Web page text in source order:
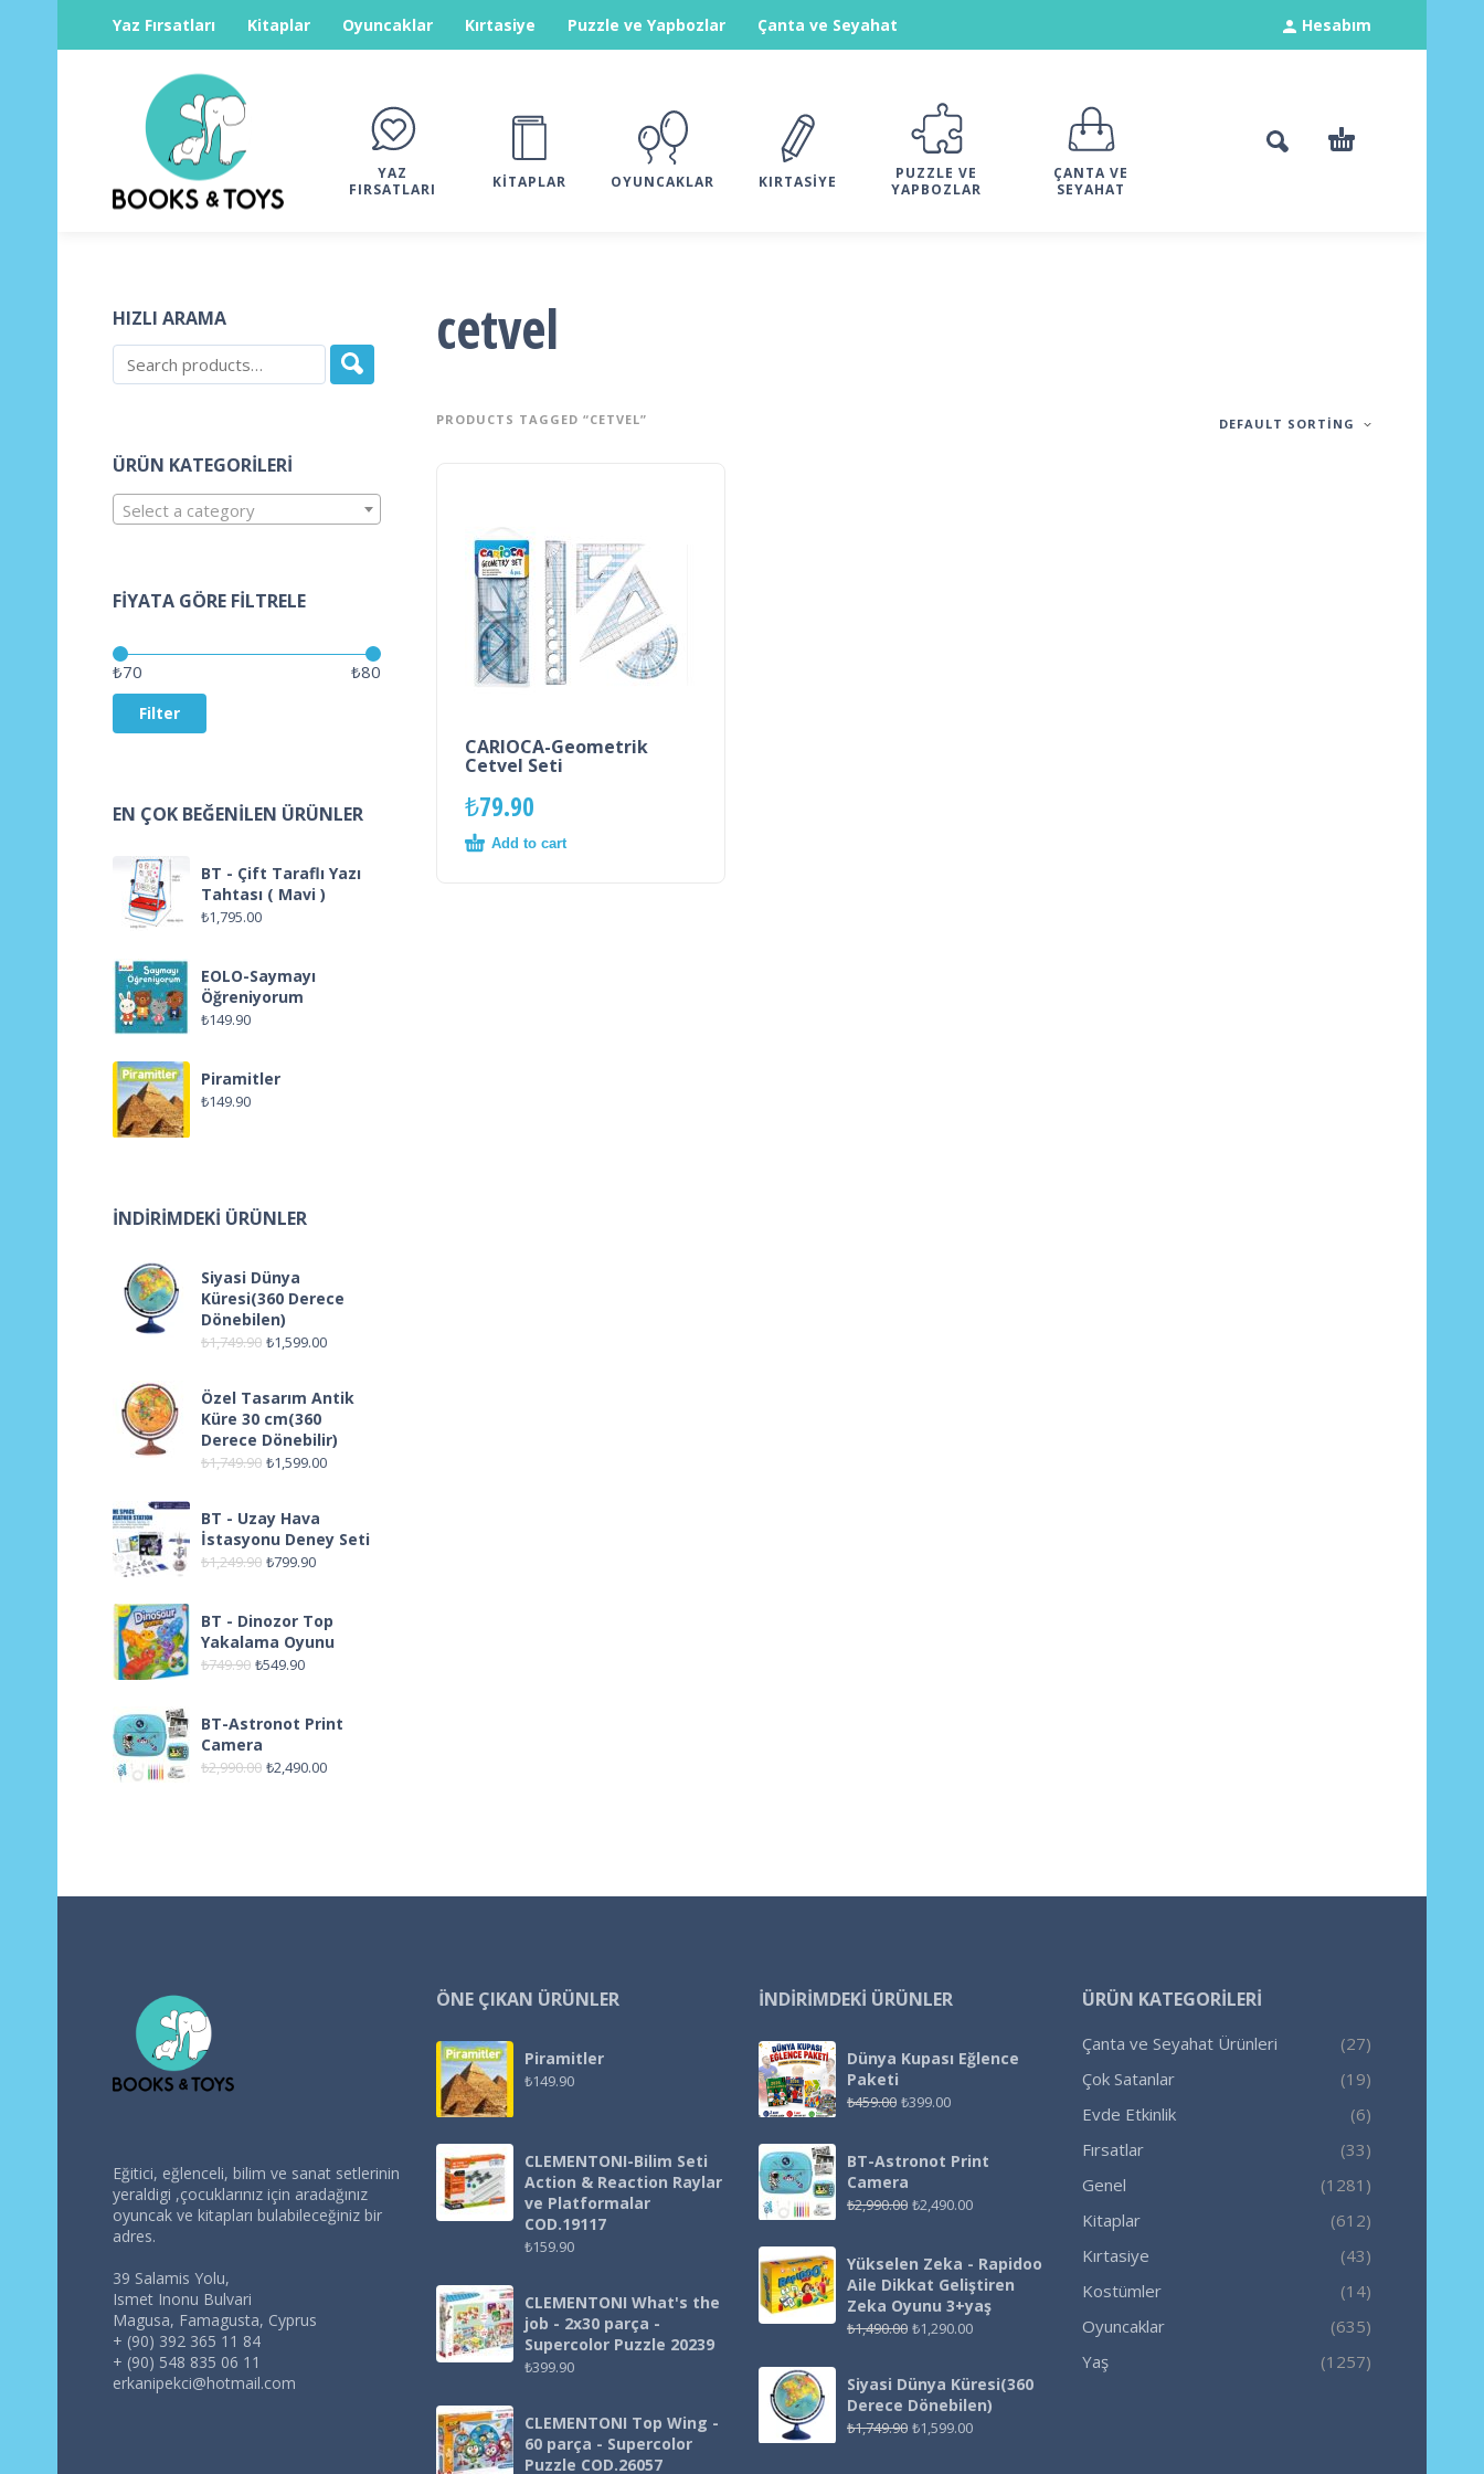
Hesabım
Yaz Fırsatları Kitaplar Oyuncaklar Kırtasiye Puzzle ve Yapbozlar Çanta ve Seyahat
YAZ
FIRSATLARI
KITAPLAR OYUNCAKLAR KIRTASIYE
PUZZLE VE
YAPBOZLAR
ÇANTA VE
SEYAHAT
HIZLI ARAMA
ÜRÜN KATEGORILERI
Select a category
FIYATA GÖRE FILTRELE
Filter
₺70 ₺80
EN ÇOK BEĞENILEN ÜRÜNLER
BT - Çift Taraflı Yazı
Tahtası ( Mavi )
₺1,795.00
EOLO-Saymayı
Öğreniyorum
₺149.90
Piramitler
₺149.90
İNDIRIMDEKI ÜRÜNLER
Siyasi Dünya
Küresi(360 Derece
Dönebilen)
₺1,749.90 ₺1,599.00
Özel Tasarım Antik
Küre 30 cm(360
Derece Dönebilir)
₺1,749.90 ₺1,599.00
BT - Uzay Hava
İstasyonu Deney Seti
₺1,249.90 ₺799.90
BT - Dinozor Top
Yakalama Oyunu
₺749.90 ₺549.90
BT-Astronot Print
Camera
₺2,990.00 ₺2,490.00
cetvel
PRODUCTS TAGGED “CETVEL” DEFAULT SORTING
CARIOCA-Geometrik
Cetvel Seti
₺79.90
Add to cart
Eğitici, eğlenceli, bilim ve sanat setlerinin
yeraldigi ,çocuklarınız için aradağınız
oyuncak ve kitapları bulabileceğiniz bir
adres.
39 Salamis Yolu,
Ismet Inonu Bulvari
Magusa, Famagusta, Cyprus
+ (90) 392 365 11 84
+ (90) 548 835 06 11
erkanipekci@hotmail.com
ÖNE ÇIKAN ÜRÜNLER
Piramitler
₺149.90
CLEMENTONI-Bilim Seti
Action & Reaction Raylar
ve Platformalar
COD.19117
₺159.90
CLEMENTONI What's the
job - 2x30 parça -
Supercolor Puzzle 20239
₺399.90
CLEMENTONI Top Wing -
60 parça - Supercolor
Puzzle COD.26057
İNDIRIMDEKI ÜRÜNLER
Dünya Kupası Eğlence
Paketi
₺459.00 ₺399.00
BT-Astronot Print
Camera
₺2,990.00 ₺2,490.00
Yükselen Zeka - Rapidoo
Aile Dikkat Geliştiren
Zeka Oyunu 3+yaş
₺1,490.00 ₺1,290.00
Siyasi Dünya Küresi(360
Derece Dönebilen)
₺1,749.90 ₺1,599.00
ÜRÜN KATEGORILERI
Çanta ve Seyahat Ürünleri
(27)
Çok Satanlar
(19)
Evde Etkinlik
(6)
Fırsatlar
(33)
Genel
(1281)
Kitaplar
(612)
Kırtasiye
(43)
Kostümler
(14)
Oyuncaklar
(635)
Yaş
(1257)